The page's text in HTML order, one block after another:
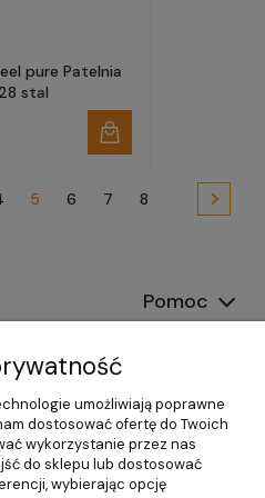
pure Patelnia
stal
5 6 7 8
Pomoc
Moje konto
Gwarancja i zwroty
umożliwiają poprawne
dostosować ofertę do Twoich
wykorzystanie przez nas
do sklepu lub dostosować
wybierając opcję